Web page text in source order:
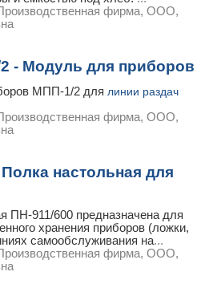
фирма, ООО,
- Модуль для приборов
МПП-1/2 для линии раздач
фирма, ООО,
настольная для
ПН-911/600 предназначена для
хранения приборов (ложки,
самообслуживания на...
фирма, ООО,